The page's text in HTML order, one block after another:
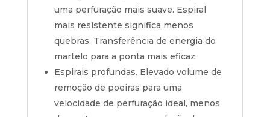
uma perfuração mais suave. Espiral
mais resistente significa menos
quebras. Transferência de energia do
martelo para a ponta mais eficaz.
Espirais profundas. Elevado volume de
remoção de poeiras para uma
velocidade de perfuração ideal, menos